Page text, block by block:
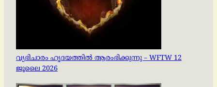
വ്യഭിചാരം ഹൃദയത്തിൽ ആരംഭിക്കുന്നു – WFTW 12
ജൂലൈ 2026